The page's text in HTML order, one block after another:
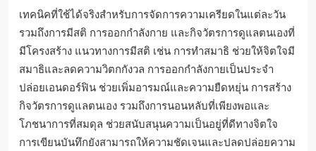
เทคนิคที่ใช้ได้จริงสำหรับการจัดการความเครียดในแต่ละวัน
รวมถึงการมีสติ การออกกำลังกาย และกิจวัตรการดูแลตนเองที่
มีโครงสร้าง แนวทางการมีสติ เช่น การทำสมาธิ ช่วยให้จิตใจมี
สมาธิและลดความวิตกกังวล การออกกำลังกายเป็นประจำ
ปล่อยเอนดอร์ฟิน ช่วยเพิ่มอารมณ์และความยืดหยุ่น การสร้าง
กิจวัตรการดูแลตนเอง รวมถึงการนอนหลับที่เพียงพอและ
โภชนาการที่สมดุล ช่วยสนับสนุนความเป็นอยู่ที่ดีทางจิตใจ
การเขียนบันทึกยังสามารถให้ความชัดเจนและปลดปล่อยความ